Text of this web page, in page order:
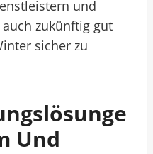
und
zukünftig gut
sicher zu
Und